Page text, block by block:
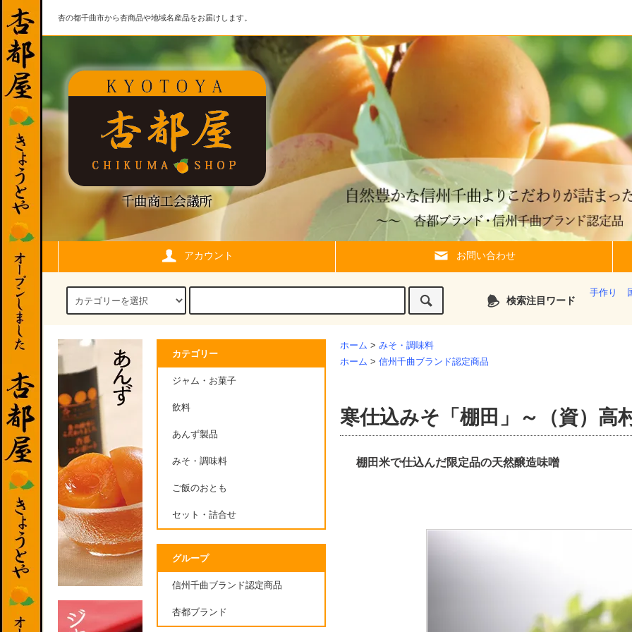
杏の都千曲市から杏商品や地域名産品をお届けします。
アカウント お問い合わせ
検索注目ワード
手作り
ホーム > みそ・調味料
ホーム > 信州千曲ブランド認定商品
寒仕込みそ「棚田」～（資）高
棚田米で仕込んだ限定品の天然醸造味噌
カテゴリー
ジャム・お菓子
飲料
あんず製品
みそ・調味料
ご飯のおとも
セット・詰合せ
グループ
信州千曲ブランド認定商品
杏都ブランド